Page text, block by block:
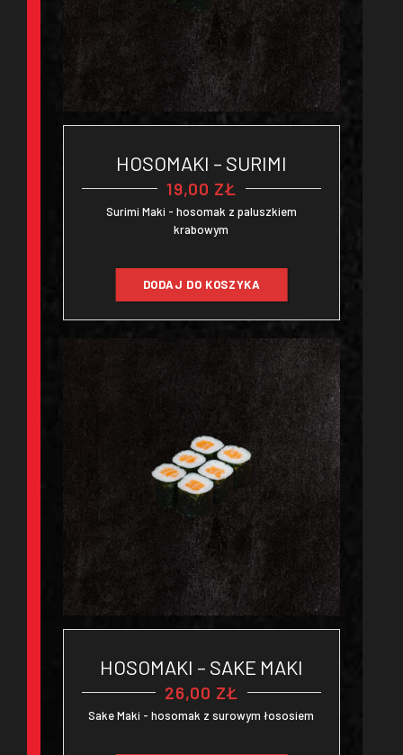
HOSOMAKI – SURIMI
19,00 ZŁ
Surimi Maki - hosomak z paluszkiem
krabowym
DODAJ DO KOSZYKA
HOSOMAKI – SAKE MAKI
26,00 ZŁ
Sake Maki - hosomak z surowym łososiem